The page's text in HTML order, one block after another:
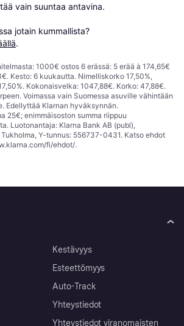
vain suuntaa antavina.
jotain kummallista?
.
1000€ ostos 6 erässä: 5 erää à 174,65€
Kesto: 6 kuukautta. Nimelliskorko 17,50%,
Kokonaisvelka: 1047,88€. Korko: 47,88€.
Voimassa vain Suomessa asuville vähintään
Edellyttää Klarnan hyväksynnän.
25€; enimmäisoston summa riippuu
Luotonantaja: Klarna Bank AB (publ),
Y-tunnus: 556737-0431. Katso ehdot
fi/ehdot/.
Kestävyys
Esteettömyys
Auto-Track
Yhteystiedot
Yhteystiedot viranomaisten